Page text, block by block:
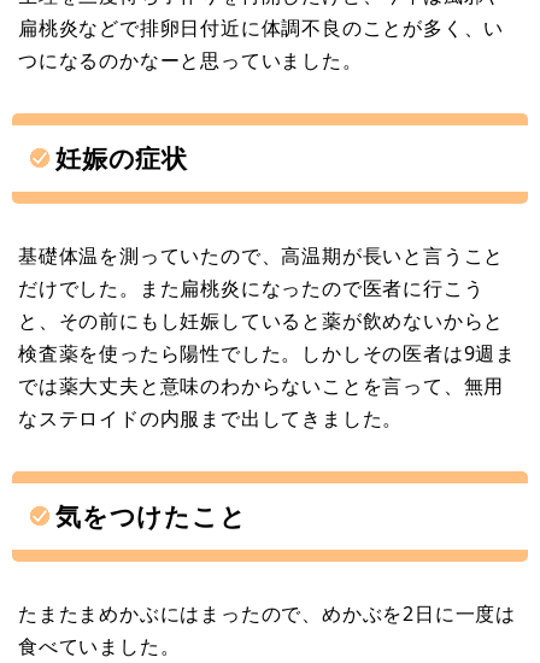
扁桃炎などで排卵日付近に体調不良のことが多く、い
つになるのかなーと思っていました。
妊娠の症状
基礎体温を測っていたので、高温期が長いと言うこと
だけでした。また扁桃炎になったので医者に行こう
と、その前にもし妊娠していると薬が飲めないからと
検査薬を使ったら陽性でした。しかしその医者は9週ま
では薬大丈夫と意味のわからないことを言って、無用
なステロイドの内服まで出してきました。
気をつけたこと
たまたまめかぶにはまったので、めかぶを2日に一度は
食べていました。